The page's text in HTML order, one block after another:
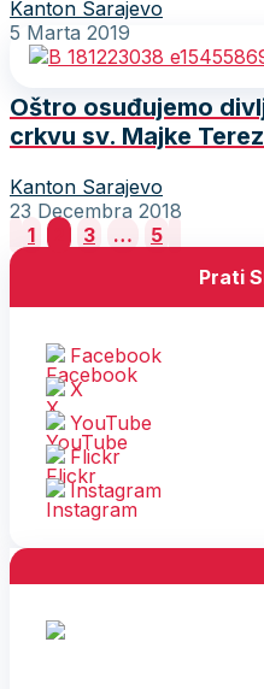
Kanton Sarajevo
5 Marta 2019
Oštro osuđujemo
crkvu sv. Majke
Kanton Sarajevo
23 Decembra 2018
Posts
pagination
1 3 …
5
Prati
Facebook
X
YouTube
Flickr
Instagram